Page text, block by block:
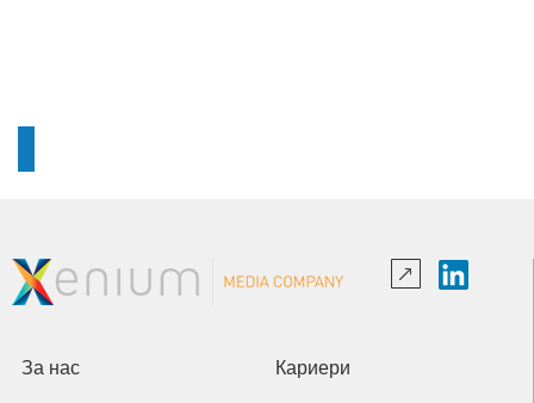
За нас Кариери